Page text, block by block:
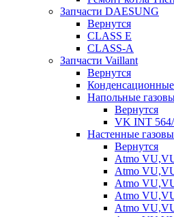
Запчасти DAESUNG
Вернутся
CLASS E
CLASS-A
Запчасти Vaillant
Вернутся
Напольные
Вернутся
VK INT
Настенные
Вернутся
Atmo
Atmo
Atmo
Atmo
Atmo